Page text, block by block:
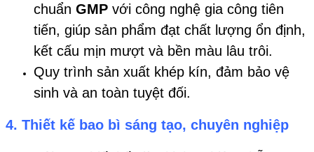
chuẩn GMP với công nghệ gia công tiên
tiến, giúp sản phẩm đạt chất lượng ổn định,
kết cấu mịn mượt và bền màu lâu trôi.
Quy trình sản xuất khép kín, đảm bảo vệ
sinh và an toàn tuyệt đối.
4. Thiết kế bao bì sáng tạo, chuyên nghiệp